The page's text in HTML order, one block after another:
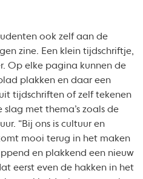
ook zelf aan de
zine. Een klein tijdschriftje,
Op elke pagina kunnen de
plakken en daar een
tijdschriften of zelf tekenen
met thema’s zoals de
“Bij ons is cultuur en
mooi terug in het maken
en plakkend een nieuw
eerst even de hakken in het